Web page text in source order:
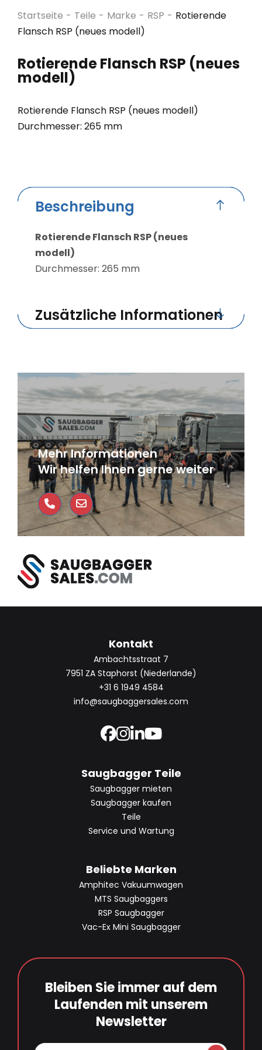
Startseite - Teile - Marke - RSP - Rotierende
Flansch RSP (neues modell)
Rotierende Flansch RSP (neues
modell)
Rotierende Flansch RSP (neues modell)
Durchmesser: 265 mm
Mehr Informationen
Wir helfen Ihnen gerne weiter
Beschreibung
Rotierende Flansch RSP (neues
modell)
Durchmesser: 265 mm
Zusätzliche Informationen
Kontakt
Ambachtsstraat 7
7951 ZA Staphorst (Niederlande)
+31 6 1949 4584
info@saugbaggersales.com
Saugbagger Teile
Saugbagger mieten
Saugbagger kaufen
Teile
Service und Wartung
Beliebte Marken
Amphitec Vakuumwagen
MTS Saugbaggers
RSP Saugbagger
Vac-Ex Mini Saugbagger
Bleiben Sie immer auf dem
Laufenden mit unserem
Newsletter